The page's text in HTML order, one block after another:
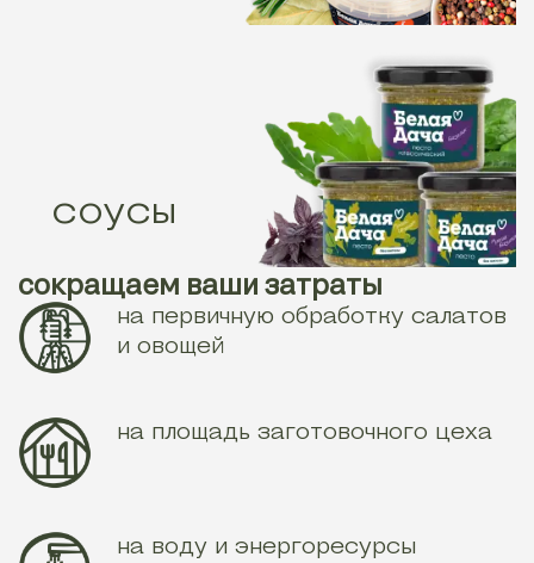
сокращаем ваши затраты
на первичную обработку салатов
и овощей
на площадь заготовочного цеха
на воду и энергоресурсы
соусы